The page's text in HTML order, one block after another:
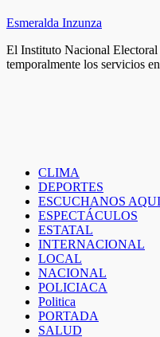
Esmeralda Inzunza
El Instituto Nacional
temporalmente los servicios
CLIMA
DEPORTES
ESCUCHANOS AQUI
ESPECTÁCULOS
ESTATAL
INTERNACIONAL
LOCAL
NACIONAL
POLICIACA
Politica
PORTADA
SALUD